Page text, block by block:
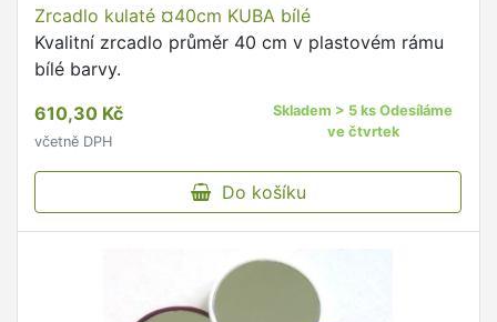
Zrcadlo kulaté ¤40cm KUBA bílé
Kvalitní zrcadlo průměr 40 cm v plastovém rámu
bílé barvy.
610,30 Kč
včetně DPH
Skladem > 5 ks Odesíláme
ve čtvrtek
Do košíku